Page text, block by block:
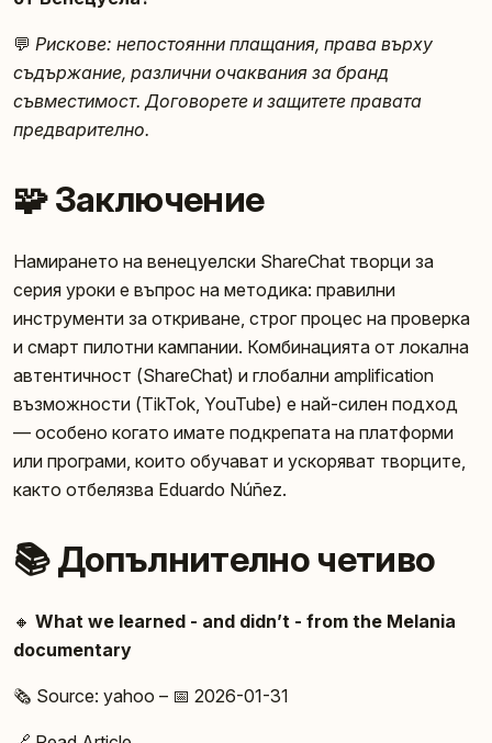
💬 Рискове: непостоянни плащания, права върху
съдържание, различни очаквания за бранд
съвместимост. Договорете и защитете правата
предварително.
🧩 Заключение
Намирането на венецуелски ShareChat творци за
серия уроки е въпрос на методика: правилни
инструменти за откриване, строг процес на проверка
и смарт пилотни кампании. Комбинацията от локална
автентичност (ShareChat) и глобални amplification
възможности (TikTok, YouTube) е най-силен подход
— особено когато имате подкрепата на платформи
или програми, които обучават и ускоряват творците,
както отбелязва Eduardo Núñez.
📚 Допълнително четиво
🔸 What we learned - and didn’t - from the Melania
documentary
🗞️ Source: yahoo – 📅 2026-01-31